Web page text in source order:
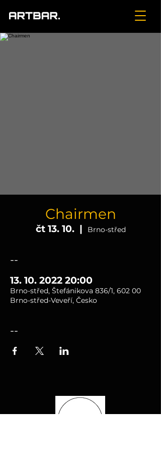
Chairmen
čt 13. 10.
  |
Brno-střed
--
13. 10. 2022 20:00
Brno-střed, Štefánikova 836/1, 602 00
Brno-střed-Veveří, Česko
--